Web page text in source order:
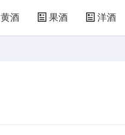
黄酒 果酒 洋酒